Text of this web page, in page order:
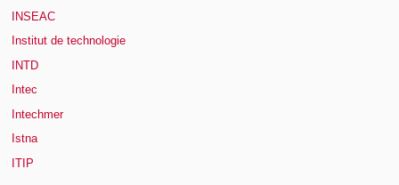
INSEAC
Institut de technologie
INTD
Intec
Intechmer
Istna
ITIP